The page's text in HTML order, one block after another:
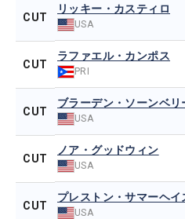
CUT
リッキー・カスティロ
USA
CUT
ラファエル・カンポス
PRI
CUT
ブラーデン・ソーンベリ
USA
CUT
ノア・グッドウィン
USA
CUT
プレストン・サマーヘイ
USA